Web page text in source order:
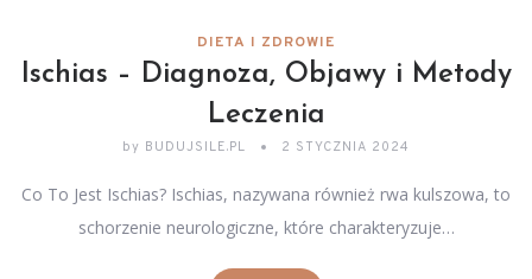
DIETA I ZDROWIE
Ischias – Diagnoza, Objawy i Metody
Leczenia
by BUDUJSILE.PL 2 STYCZNIA 2024
Co To Jest Ischias? Ischias, nazywana również rwa kulszowa, to
schorzenie neurologiczne, które charakteryzuje…